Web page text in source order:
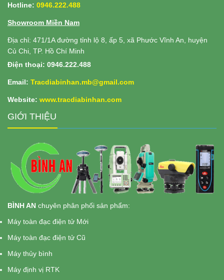
Hotline: 0946.222.488
Showroom Miền Nam
Địa chỉ: 471/1A đường tỉnh lộ 8, ấp 5, xã Phước Vĩnh An, huyện
Củ Chi, TP. Hồ Chí Minh
Điện thoại: 0946.222.488
Email: Tracdiabinhan.mb@gmail.com
Website: www.tracdiabinhan.com
GIỚI THIỆU
BÌNH AN chuyên phân phối sản phẩm:
Máy toàn đạc điện tử Mới
Máy toàn đạc điện tử Cũ
Máy thủy bình
Máy định vị RTK